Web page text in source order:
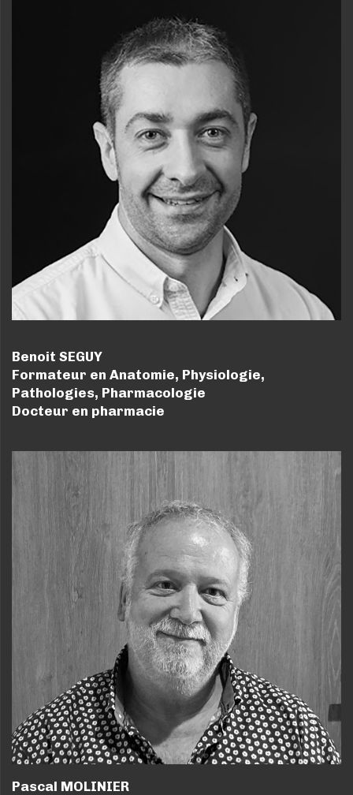
Benoit SEGUY
Formateur en Anatomie, Physiologie,
Pathologies, Pharmacologie
Docteur en pharmacie
Pascal MOLINIER